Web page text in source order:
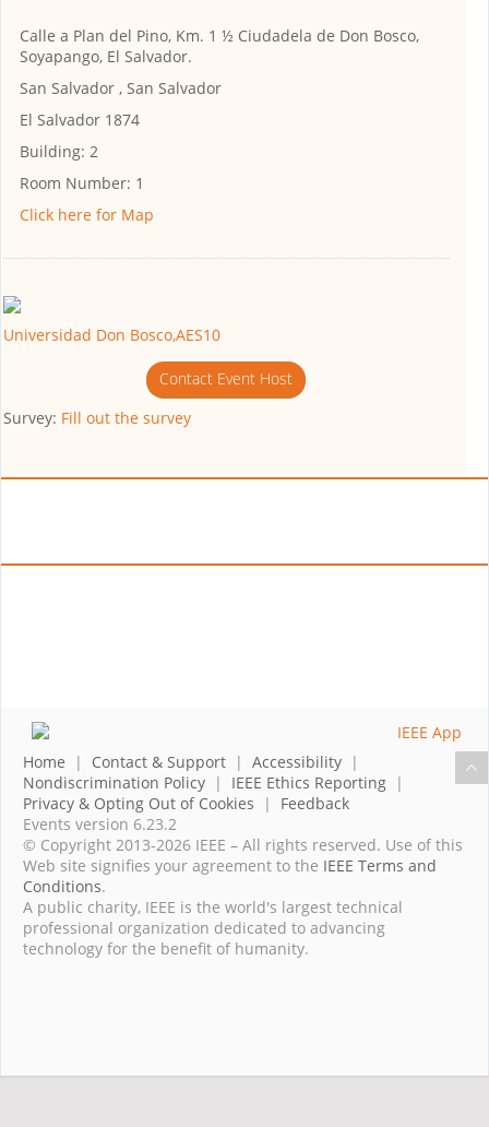
Calle a Plan del Pino, Km. 1 ½ Ciudadela de Don Bosco,
Soyapango, El Salvador.
San Salvador , San Salvador
El Salvador 1874
Building: 2
Room Number: 1
Click here for Map
Universidad Don Bosco,AES10
Contact Event Host
Survey: Fill out the survey
Home | Contact & Support | Accessibility |
Nondiscrimination Policy | IEEE Ethics Reporting |
Privacy & Opting Out of Cookies | Feedback
Events version 6.23.2
© Copyright 2013-2026 IEEE – All rights reserved. Use of this
Web site signifies your agreement to the IEEE Terms and
Conditions.
A public charity, IEEE is the world's largest technical
professional organization dedicated to advancing
technology for the benefit of humanity.